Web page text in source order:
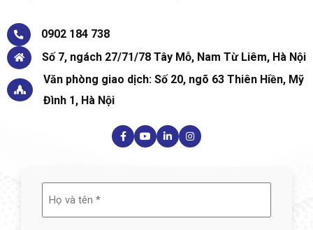
0902 184 738
Số 7, ngách 27/71/78 Tây Mỗ, Nam Từ Liêm, Hà Nội
Văn phòng giao dịch: Số 20, ngõ 63 Thiên Hiền, Mỹ
Đình 1, Hà Nội